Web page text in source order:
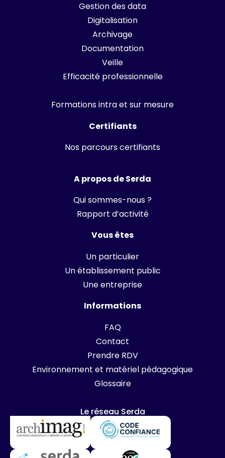
Gestion des data
Digitalisation
Archivage
Documentation
Veille
Efficacité professionnelle
Formations intra et sur mesure
Certifiants
Nos parcours certifiants
A propos de Serda
Qui sommes-nous ?
Rapport d’activité
Vous êtes
Un particulier
Un établissement public
Une entreprise
Informations
FAQ
Contact
Prendre RDV
Environnement et matériel pédagogique
Glossaire
Le réseau Serda